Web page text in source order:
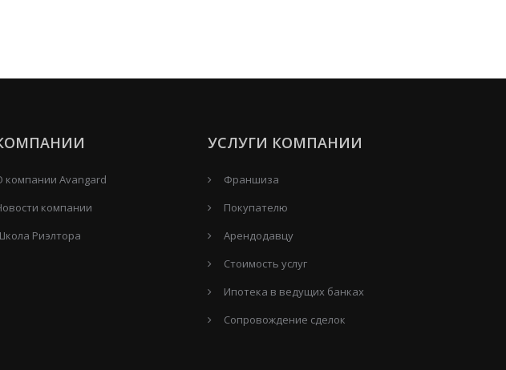
компании Avangard
компании
Риэлтора
УСЛУГИ КОМПАНИИ
Франшиза
Покупателю
Арендодавцу
Стоимость услуг
Ипотека в ведущих банках
Сопровождение сделок